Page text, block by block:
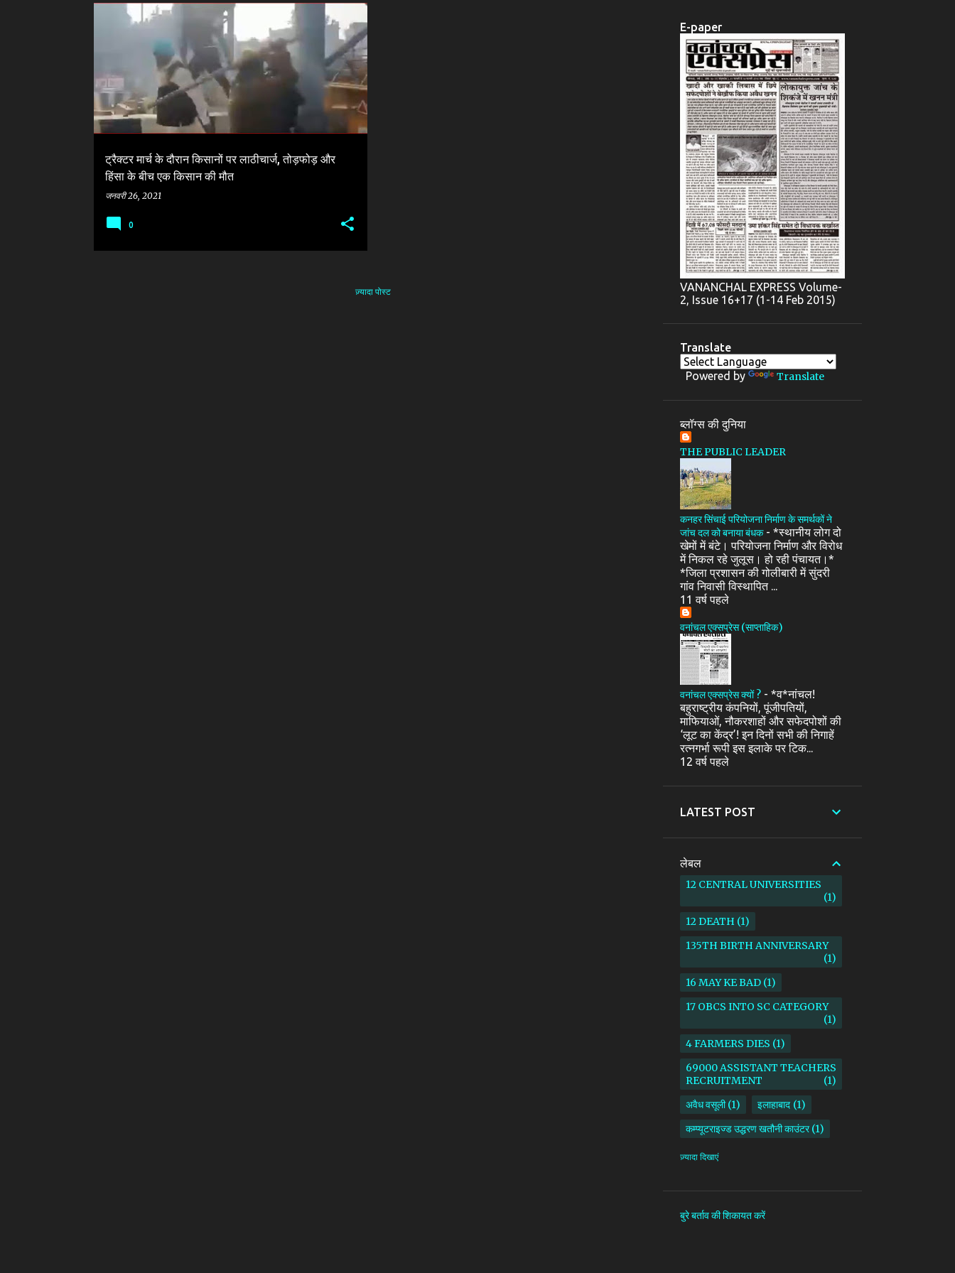
ट्रैक्टर मार्च के दौरान किसानों पर लाठीचार्ज, तोड़फोड़ और
हिंसा के बीच एक किसान की मौत
जनवरी 26, 2021
AGRICULTURE BILL KISAN PROTEST MARCH + 2
0
ज़्यादा पोस्ट
E-paper
VANANCHAL EXPRESS Volume-
2, Issue 16+17 (1-14 Feb 2015)
Translate
Powered by Translate
ब्लॉग्स की दुनिया
THE PUBLIC LEADER
कनहर सिंचाई परियोजना निर्माण के समर्थकों ने
जांच दल को बनाया बंधक - *स्थानीय लोग दो
खेमों में बंटे। परियोजना निर्माण और विरोध
में निकल रहे जुलूस। हो रही पंचायत।*
*जिला प्रशासन की गोलीबारी में सुंदरी
गांव निवासी विस्थापित ...
11 वर्ष पहले
वनांचल एक्सप्रेस (साप्ताहिक)
वनांचल एक्सप्रेस क्यों ? - *व*नांचल!
बहुराष्ट्रीय कंपनियों, पूंजीपतियों,
माफियाओं, नौकरशाहों और सफेदपोशों की
‘लूट का केंद्र’! इन दिनों सभी की निगाहें
रत्नगर्भा रूपी इस इलाके पर टिक...
12 वर्ष पहले
LATEST POST
लेबल
12 CENTRAL UNIVERSITIES
1
12 DEATH 1
135TH BIRTH ANNIVERSARY
1
16 MAY KE BAD 1
17 OBCS INTO SC CATEGORY
1
4 FARMERS DIES 1
69000 ASSISTANT TEACHERS
RECRUITMENT
1
अवैध वसूली 1 इलाहाबाद 1
कम्प्यूटराइज्ड उद्धरण खतौनी काउंटर 1
किसान 1
AAM ADAMI PARTY
ज़्यादा दिखाएं
बुरे बर्ताव की शिकायत करें